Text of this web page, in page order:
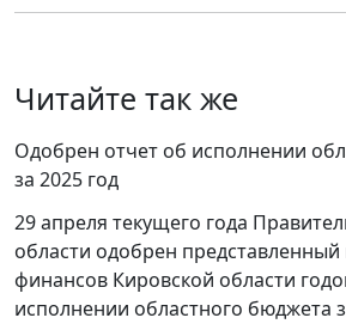
Читайте так же
Одобрен отчет об исполнении
за 2025 год
29 апреля текущего года
области одобрен
финансов Кировской области
исполнении областного бюджета